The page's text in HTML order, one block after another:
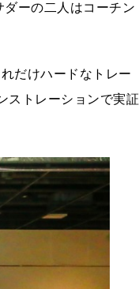
ーの二人はコーチン
だけハードなトレー
ストレーションで実証